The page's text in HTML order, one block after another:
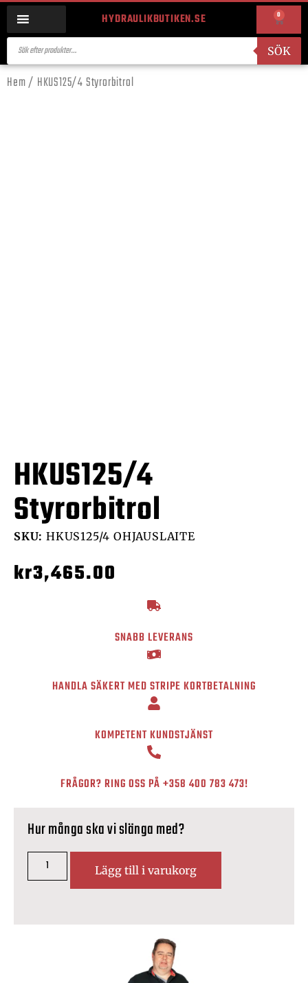
HYDRAULIKBUTIKEN.SE 0
SÖK
Hem/ HKUS125/4 Styrorbitrol
HKUS125/4
Styrorbitrol
SKU: HKUS125/4 OHJAUSLAITE
kr3,465.00
SNABB LEVERANS
HANDLA SÄKERT MED STRIPE KORTBETALNING
KOMPETENT KUNDSTJÄNST
FRÅGOR? RING OSS PÅ+358 400 783 473!
Hur många ska vi slänga med?
Lägg till i varukorg